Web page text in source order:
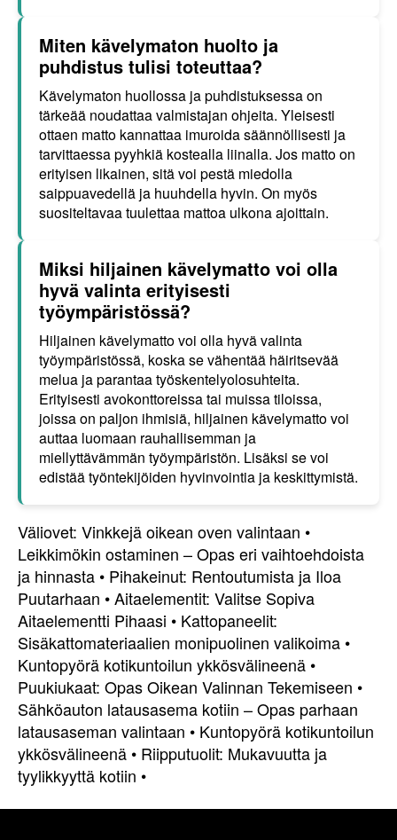
Miten kävelymaton huolto ja
puhdistus tulisi toteuttaa?
Kävelymaton huollossa ja puhdistuksessa on
tärkeää noudattaa valmistajan ohjeita. Yleisesti
ottaen matto kannattaa imuroida säännöllisesti ja
tarvittaessa pyyhkiä kostealla liinalla. Jos matto on
erityisen likainen, sitä voi pestä miedolla
saippuavedellä ja huuhdella hyvin. On myös
suositeltavaa tuulettaa mattoa ulkona ajoittain.
Miksi hiljainen kävelymatto voi olla
hyvä valinta erityisesti
työympäristössä?
Hiljainen kävelymatto voi olla hyvä valinta
työympäristössä, koska se vähentää häiritsevää
melua ja parantaa työskentelyolosuhteita.
Erityisesti avokonttoreissa tai muissa tiloissa,
joissa on paljon ihmisiä, hiljainen kävelymatto voi
auttaa luomaan rauhallisemman ja
miellyttävämmän työympäristön. Lisäksi se voi
edistää työntekijöiden hyvinvointia ja keskittymistä.
Väliovet: Vinkkejä oikean oven valintaan •
Leikkimökin ostaminen – Opas eri vaihtoehdoista
ja hinnasta • Pihakeinut: Rentoutumista ja Iloa
Puutarhaan •Aitaelementit: Valitse Sopiva
Aitaelementti Pihaasi • Kattopaneelit:
Sisäkattomateriaalien monipuolinen valikoima •
Kuntopyörä kotikuntoilun ykkösvälineenä •
Puukiukaat: Opas Oikean Valinnan Tekemiseen •
Sähköauton latausasema kotiin – Opas parhaan
latausaseman valintaan • Kuntopyörä kotikuntoilun
ykkösvälineenä • Riipputuolit: Mukavuutta ja
tyylikkyyttä kotiin •